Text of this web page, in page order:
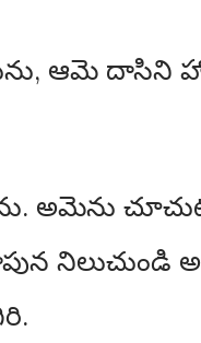
ఆమె
అమెను
నిలుచుండి